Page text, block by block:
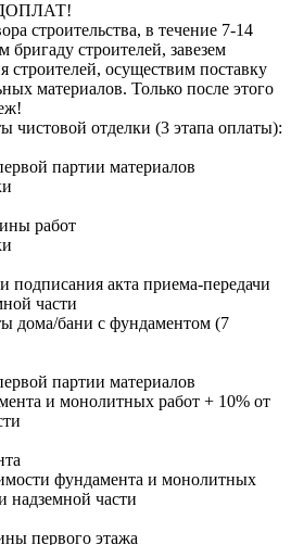
строительства, в течение 7-14
строителей, завезем
строителей, осуществим поставку
материалов. Только после этого
чистовой отделки (3 этапа оплаты):
партии материалов
работ
подписания акта приема-передачи
части
дома/бани с фундаментом (7
партии материалов
и монолитных работ + 10% от
фундамента и монолитных
надземной части
первого этажа